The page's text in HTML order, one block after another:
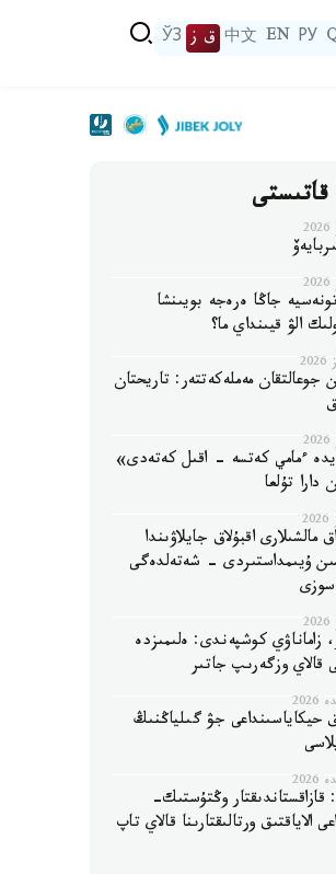
РУ
EN
中文 ق ز ЎЗ
قاتىستى
جاڭا ەرەجە بويىنشا
الۋ قيىنداي ما؟
جوعالتقان مەملەكەتتەر: تاريحتان
ءمامي كەتسە - اقىل كەتەدى»
دارا تۇلعا
مالشىلارى اقبۇلاق جايلاۋىندا
ۇيىمداستىردى - شەتەلدەگى
زاماناۋي كوشپەندى: ەلىمىزدە
قالاي وزگەرىپ جاتىر
حيكاياسىنداعى جۋ گىلياڭنىڭ
قازاقستاندىقتار وڭتۇستىك-
الاياقتىق ورتالىقتارىنا قالاي تاپ